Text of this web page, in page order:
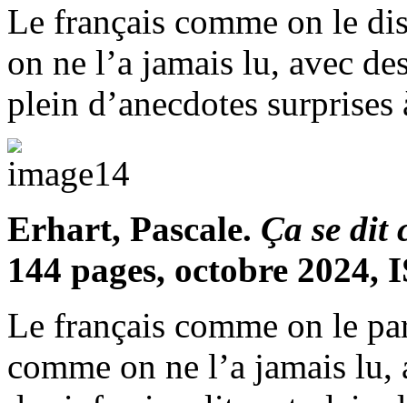
Le français comme on le
on ne l’a jamais lu, avec
plein d’anecdotes
Erhart, Pascale. Ça se dit
144 pages, octobre 2024,
Le français comme on le
comme on ne l’a jamais